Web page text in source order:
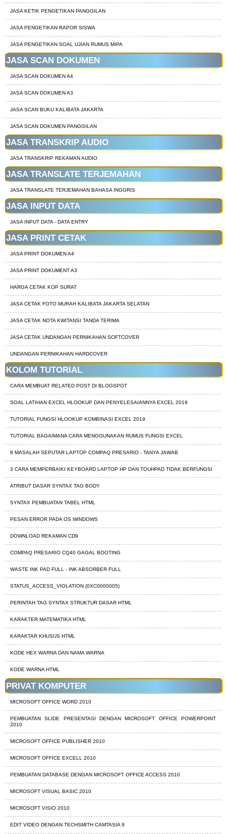
JASA KETIK PENGETIKAN PANGGILAN
JASA PENGETIKAN RAPOR SISWA
JASA PENGETIKAN SOAL UJIAN RUMUS MIPA
JASA SCAN DOKUMEN
JASA SCAN DOKUMEN A4
JASA SCAN DOKUMEN A3
JASA SCAN BUKU KALIBATA JAKARTA
JASA SCAN DOKUMEN PANGGILAN
JASA TRANSKRIP AUDIO
JASA TRANSKRIP REKAMAN AUDIO
JASA TRANSLATE TERJEMAHAN
JASA TRANSLATE TERJEMAHAN BAHASA INGGRIS
JASA INPUT DATA
JASA INPUT DATA - DATA ENTRY
JASA PRINT CETAK
JASA PRINT DOKUMEN A4
JASA PRINT DOKUMENT A3
HARGA CETAK KOP SURAT
JASA CETAK FOTO MURAH KALIBATA JAKARTA SELATAN
JASA CETAK NOTA KWITANSI TANDA TERIMA
JASA CETAK UNDANGAN PERNIKAHAN SOFTCOVER
UNDANGAN PERNIKAHAN HARDCOVER
KOLOM TUTORIAL
CARA MEMBUAT RELATED POST DI BLOGSPOT
SOAL LATIHAN EXCEL HLOOKUP DAN PENYELESAIANNYA EXCEL 2019
TUTORIAL FUNGSI HLOOKUP KOMBINASI EXCEL 2019
TUTORIAL BAGAIMANA CARA MENGGUNAKAN RUMUS FUNGSI EXCEL
8 MASALAH SEPUTAR LAPTOP COMPAQ PRESARIO - TANYA JAWAB
3 CARA MEMPERBAIKI KEYBOARD LAPTOP HP DAN TOUHPAD TIDAK BERFUNGSI
ATRIBUT DASAR SYNTAX TAG BODY
SYNTAX PEMBUATAN TABEL HTML
PESAN ERROR PADA OS WINDOWS
DOWNLOAD REKAMAN CD9
COMPAQ PRESARIO CQ40 GAGAL BOOTING
WASTE INK PAD FULL - INK ABSORBER FULL
STATUS_ACCESS_VIOLATION (0XC0000005)
PERINTAH TAG SYNTAX STRUKTUR DASAR HTML
KARAKTER MATEMATIKA HTML
KARAKTAR KHUSUS HTML
KODE HEX WARNA DAN NAMA WARNA
KODE WARNA HTML
PRIVAT KOMPUTER
MICROSOFT OFFICE WORD 2010
PEMBUATAN SLIDE PRESENTASI DENGAN MICROSOFT OFFICE POWERPOINT
2010
MICROSOFT OFFICE PUBLISHER 2010
MICROSOFT OFFICE EXCELL 2010
PEMBUATAN DATABASE DENGAN MICROSOFT OFFICE ACCESS 2010
MICROSOFT VISUAL BASIC 2010
MICROSOFT VISIO 2010
EDIT VIDEO DENGAN TECHSMITH CAMTASIA 9